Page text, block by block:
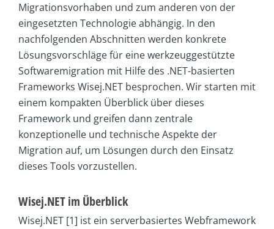
Migrationsvorhaben und zum anderen von der
eingesetzten Technologie abhängig. In den
nachfolgenden Abschnitten werden konkrete
Lösungsvorschläge für eine werkzeuggestützte
Softwaremigration mit Hilfe des .NET-basierten
Frameworks Wisej.NET besprochen. Wir starten mit
einem kompakten Überblick über dieses
Framework und greifen dann zentrale
konzeptionelle und technische Aspekte der
Migration auf, um Lösungen durch den Einsatz
dieses Tools vorzustellen.
Wisej.NET im Überblick
Wisej.NET [1] ist ein serverbasiertes Webframework